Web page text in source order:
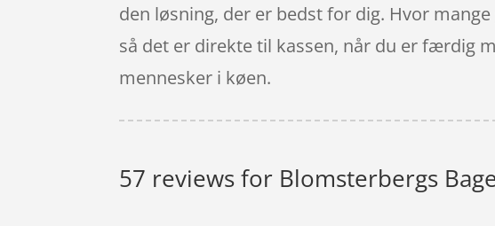
den løsning, der er bedst for dig. Hvor
så det er direkte til kassen, når du er færdig
mennesker i køen.
57 reviews for Blomsterbergs